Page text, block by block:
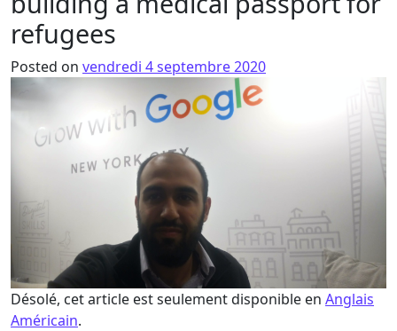
refugees
Posted on vendredi 4 septembre 2020
Désolé, cet article est seulement disponible en Anglais
Américain.